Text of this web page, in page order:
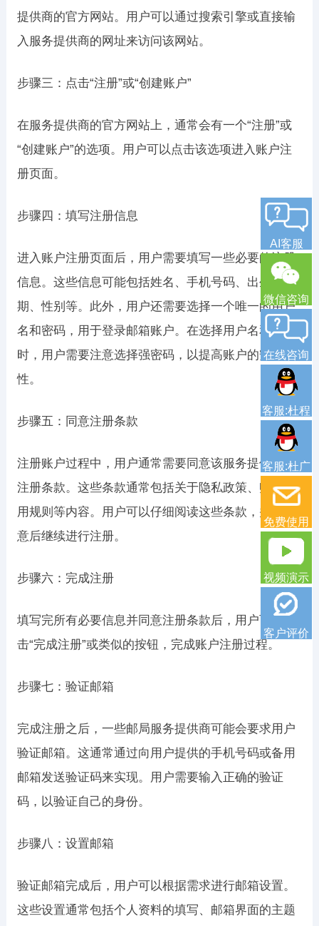
提供商的官方网站。用户可以通过搜索引擎或直接输
入服务提供商的网址来访问该网站。
步骤三：点击“注册”或“创建账户”
在服务提供商的官方网站上，通常会有一个“注册”或
“创建账户”的选项。用户可以点击该选项进入账户注
册页面。
步骤四：填写注册信息
进入账户注册页面后，用户需要填写一些必要的注册
信息。这些信息可能包括姓名、手机号码、出生日
期、性别等。此外，用户还需要选择一个唯一的用户
名和密码，用于登录邮箱账户。在选择用户名和密码
时，用户需要注意选择强密码，以提高账户的安全
性。
步骤五：同意注册条款
注册账户过程中，用户通常需要同意该服务提供商的
注册条款。这些条款通常包括关于隐私政策、账户使
用规则等内容。用户可以仔细阅读这些条款，并在同
意后继续进行注册。
步骤六：完成注册
填写完所有必要信息并同意注册条款后，用户可以点
击“完成注册”或类似的按钮，完成账户注册过程。
步骤七：验证邮箱
完成注册之后，一些邮局服务提供商可能会要求用户
验证邮箱。这通常通过向用户提供的手机号码或备用
邮箱发送验证码来实现。用户需要输入正确的验证
码，以验证自己的身份。
步骤八：设置邮箱
验证邮箱完成后，用户可以根据需求进行邮箱设置。
这些设置通常包括个人资料的填写、邮箱界面的主题
AI客服
微信咨询
在线咨询
客服:杜程
客服:杜广
免费使用
视频演示
客户评价